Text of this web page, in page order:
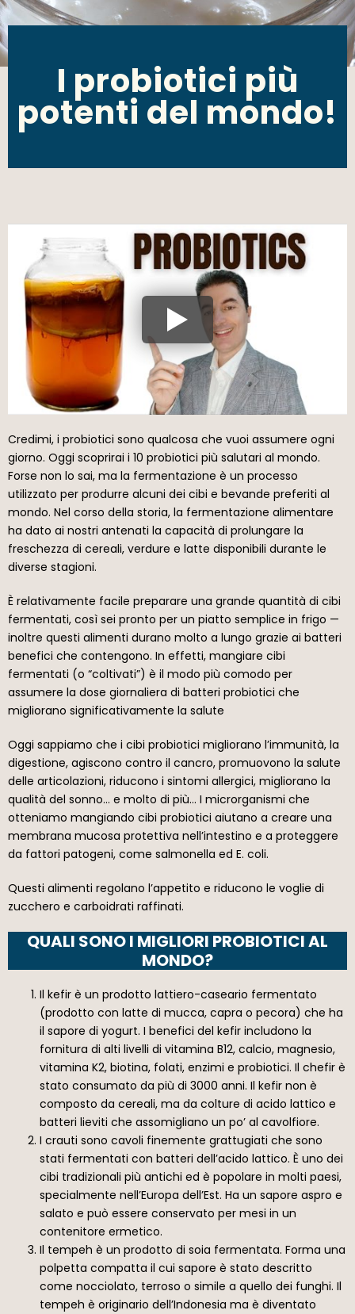
I probiotici più
potenti del mondo!
Credimi, i probiotici sono qualcosa che vuoi assumere ogni
giorno. Oggi scoprirai i 10 probiotici più salutari al mondo.
Forse non lo sai, ma la fermentazione è un processo
utilizzato per produrre alcuni dei cibi e bevande preferiti al
mondo. Nel corso della storia, la fermentazione alimentare
ha dato ai nostri antenati la capacità di prolungare la
freschezza di cereali, verdure e latte disponibili durante le
diverse stagioni.
È relativamente facile preparare una grande quantità di cibi
fermentati, così sei pronto per un piatto semplice in frigo —
inoltre questi alimenti durano molto a lungo grazie ai batteri
benefici che contengono. In effetti, mangiare cibi
fermentati (o “coltivati”) è il modo più comodo per
assumere la dose giornaliera di batteri probiotici che
migliorano significativamente la salute
Oggi sappiamo che i cibi probiotici migliorano l’immunità, la
digestione, agiscono contro il cancro, promuovono la salute
delle articolazioni, riducono i sintomi allergici, migliorano la
qualità del sonno… e molto di più… I microrganismi che
otteniamo mangiando cibi probiotici aiutano a creare una
membrana mucosa protettiva nell’intestino e a proteggere
da fattori patogeni, come salmonella ed E. coli.
Questi alimenti regolano l’appetito e riducono le voglie di
zucchero e carboidrati raffinati.
QUALI SONO I MIGLIORI PROBIOTICI AL
MONDO?
Il kefir è un prodotto lattiero-caseario fermentato
(prodotto con latte di mucca, capra o pecora) che ha
il sapore di yogurt. I benefici del kefir includono la
fornitura di alti livelli di vitamina B12, calcio, magnesio,
vitamina K2, biotina, folati, enzimi e probiotici. Il chefir è
stato consumato da più di 3000 anni. Il kefir non è
composto da cereali, ma da colture di acido lattico e
batteri lieviti che assomigliano un po’ al cavolfiore.
I crauti sono cavoli finemente grattugiati che sono
stati fermentati con batteri dell’acido lattico. È uno dei
cibi tradizionali più antichi ed è popolare in molti paesi,
specialmente nell’Europa dell’Est. Ha un sapore aspro e
salato e può essere conservato per mesi in un
contenitore ermetico.
Il tempeh è un prodotto di soia fermentata. Forma una
polpetta compatta il cui sapore è stato descritto
come nocciolato, terroso o simile a quello dei funghi. Il
tempeh è originario dell’Indonesia ma è diventato